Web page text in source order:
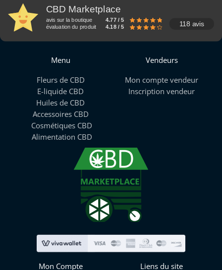
CBD Marketplace
avis sur la boutique
4.77 / 5
évaluation du produit
4.18 / 5 118 avis
Menu
Fleurs de CBD
E-liquide CBD
Huiles de CBD
Accessoires CBD
Cosmétiques CBD
Alimentation CBD
Vendeurs
Mon compte vendeur
Inscription vendeur
Mon Compte Liens du site